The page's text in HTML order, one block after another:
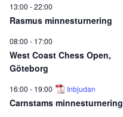
13:00 -22:00
Rasmus minnesturnering
08:00 - 17:00
West Coast Chess Open,
Göteborg
16:00 - 19:00 Inbjudan
Carnstams minnesturnering